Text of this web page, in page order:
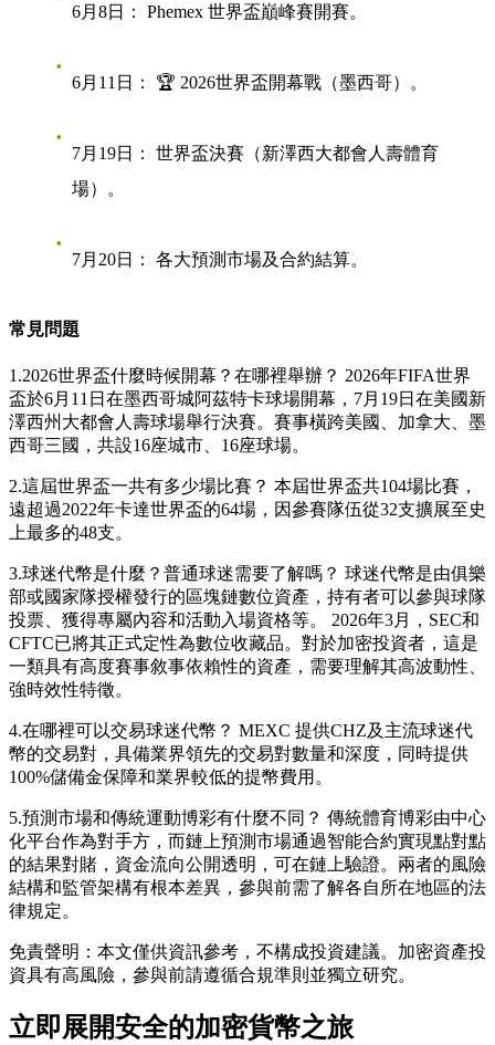
6月8日： Phemex 世界盃巔峰賽開賽。
6月11日： 🏆 2026世界盃開幕戰（墨西哥） 。
7月19日：
世界盃決賽（新澤西大都會人壽體育
場）。
7月20日： 各大預測市場及合約結算。
常見問題
1.2026世界盃什麼時候開幕？在哪裡舉辦？ 2026年FIFA世界
盃於6月11日在墨西哥城阿茲特卡球場開幕，7月19日在美國新
澤西州大都會人壽球場舉行決賽。賽事橫跨美國、加拿大、墨
西哥三國，共設16座城市、16座球場。
2.這屆世界盃一共有多少場比賽？ 本屆世界盃共104場比賽，
遠超過2022年卡達世界盃的64場，因參賽隊伍從32支擴展至史
上最多的48支。
3.球迷代幣是什麼？普通球迷需要了解嗎？ 球迷代幣是由俱樂
部或國家隊授權發行的區塊鏈數位資產，持有者可以參與球隊
投票、獲得專屬內容和活動入場資格等。 2026年3月，SEC和
CFTC已將其正式定性為數位收藏品。對於加密投資者，這是
一類具有高度賽事敘事依賴性的資產，需要理解其高波動性、
強時效性特徵。
4.在哪裡可以交易球迷代幣？ MEXC 提供CHZ及主流球迷代
幣的交易對，具備業界領先的交易對數量和深度，同時提供
100%儲備金保障和業界較低的提幣費用。
5.預測市場和傳統運動博彩有什麼不同？ 傳統體育博彩由中心
化平台作為對手方，而鏈上預測市場通過智能合約實現點對點
的結果對賭，資金流向公開透明，可在鏈上驗證。兩者的風險
結構和監管架構有根本差異，參與前需了解各自所在地區的法
律規定。
免責聲明：本文僅供資訊參考，不構成投資建議。加密資產投
資具有高風險，參與前請遵循合規準則並獨立研究。
立即展開安全的加密貨幣之旅